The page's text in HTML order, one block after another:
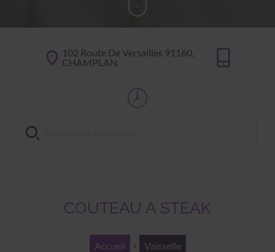
102 Route De Versailles 91160,
CHAMPLAN
COUTEAU A STEAK
Accueil > Vaisselle